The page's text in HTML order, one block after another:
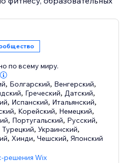
по всему миру.
, Болгарский, Венгерский,
, Греческий, Датский,
, Испанский, Итальянский,
, Корейский, Немецкий,
, Португальский, Русский,
Турецкий,Украинский,
, Хинди,Чешский,Японский
решения Wix